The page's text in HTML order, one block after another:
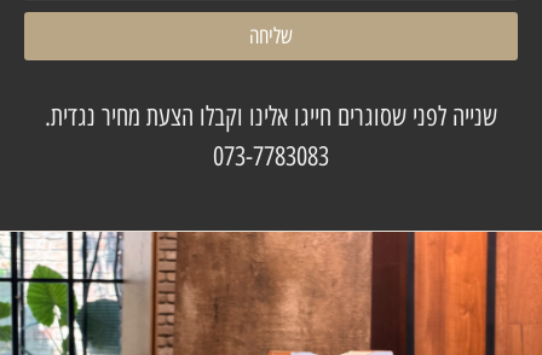
שליחה
שנייה לפני שסוגרים חייגו אלינו וקבלו הצעת מחיר נגדית.
073-7783083